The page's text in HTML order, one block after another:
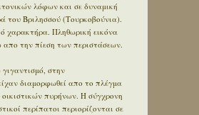
λόφων και σε δυναμική
του Βριλησσού (Τουρκοβούνια).
χαρακτήρα. Πληθωρική εικόνα
την πίεση των περιστάσεων.
στην
διαμορφωθεί απο το πλέγμα
πυρήνων. Η σύγχρονη
περίπατοι περιορίζονται σε